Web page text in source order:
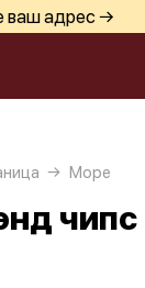
ваш адрес →
Море
чипс